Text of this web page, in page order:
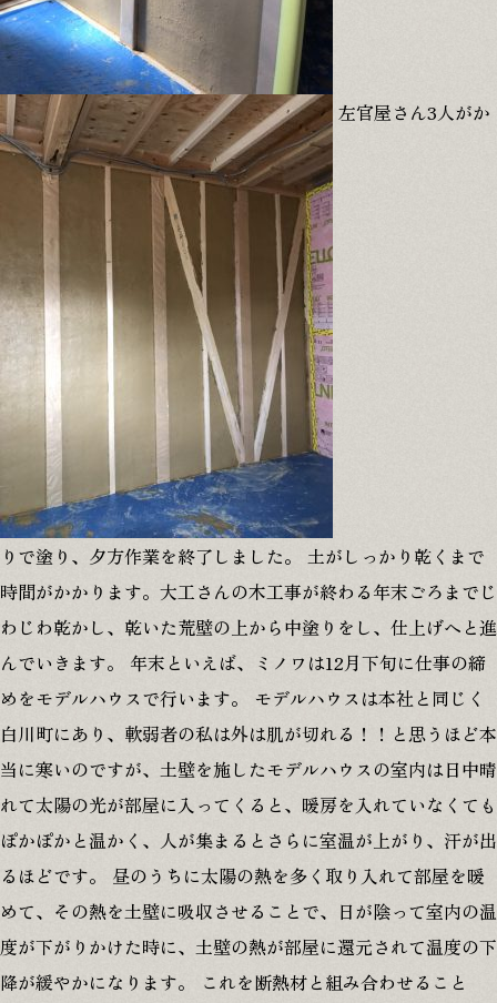
左官屋さん3人がか
りで塗り、夕方作業を終了しました。 土がしっかり乾くまで
時間がかかります。大工さんの木工事が終わる年末ごろまでじ
わじわ乾かし、乾いた荒壁の上から中塗りをし、仕上げへと進
んでいきます。 年末といえば、ミノワは12月下旬に仕事の締
めをモデルハウスで行います。 モデルハウスは本社と同じく
白川町にあり、軟弱者の私は外は肌が切れる！！と思うほど本
当に寒いのですが、土壁を施したモデルハウスの室内は日中晴
れて太陽の光が部屋に入ってくると、暖房を入れていなくても
ぽかぽかと温かく、人が集まるとさらに室温が上がり、汗が出
るほどです。 昼のうちに太陽の熱を多く取り入れて部屋を暖
めて、その熱を土壁に吸収させることで、日が陰って室内の温
度が下がりかけた時に、土壁の熱が部屋に還元されて温度の下
降が緩やかになります。 これを断熱材と組み合わせること